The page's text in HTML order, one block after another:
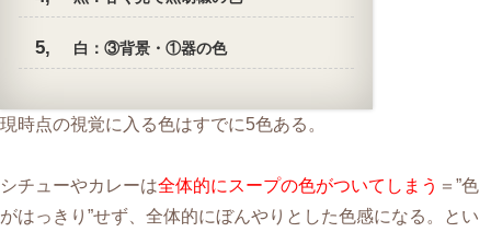
白：③背景・①器の色
現時点の視覚に入る色はすでに5色ある。
シチューやカレーは全体的にスープの色がついてしまう ＝”色
がはっきり”せず、全体的にぼんやりとした色感になる。とい